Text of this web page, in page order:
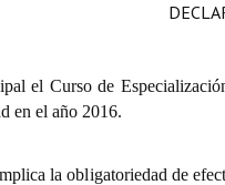
el Curso de
en el año 2016.
la obligatoriedad de